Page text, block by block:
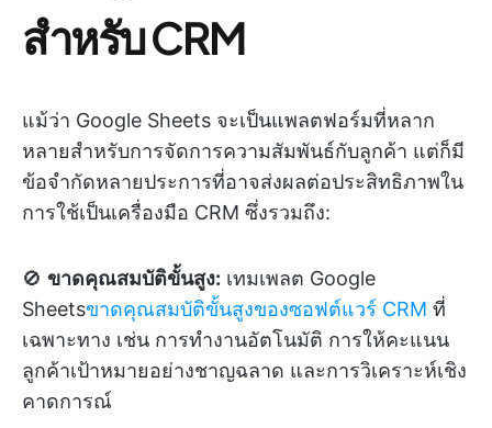
สำหรับ CRM
แม้ว่า Google Sheets จะเป็นแพลตฟอร์มที่หลาก
หลายสำหรับการจัดการความสัมพันธ์กับลูกค้า แต่ก็มี
ข้อจำกัดหลายประการที่อาจส่งผลต่อประสิทธิภาพใน
การใช้เป็นเครื่องมือ CRM ซึ่งรวมถึง:
🚫 ขาดคุณสมบัติขั้นสูง: เทมเพลต Google
Sheetsขาดคุณสมบัติขั้นสูงของซอฟต์แวร์ CRM ที่
เฉพาะทาง เช่น การทำงานอัตโนมัติ การให้คะแนน
ลูกค้าเป้าหมายอย่างชาญฉลาด และการวิเคราะห์เชิง
คาดการณ์